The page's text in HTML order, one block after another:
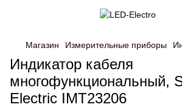
Магазин Измерительные приборы
Индикатор кабеля
многофункциональный,
Electric IMT23206